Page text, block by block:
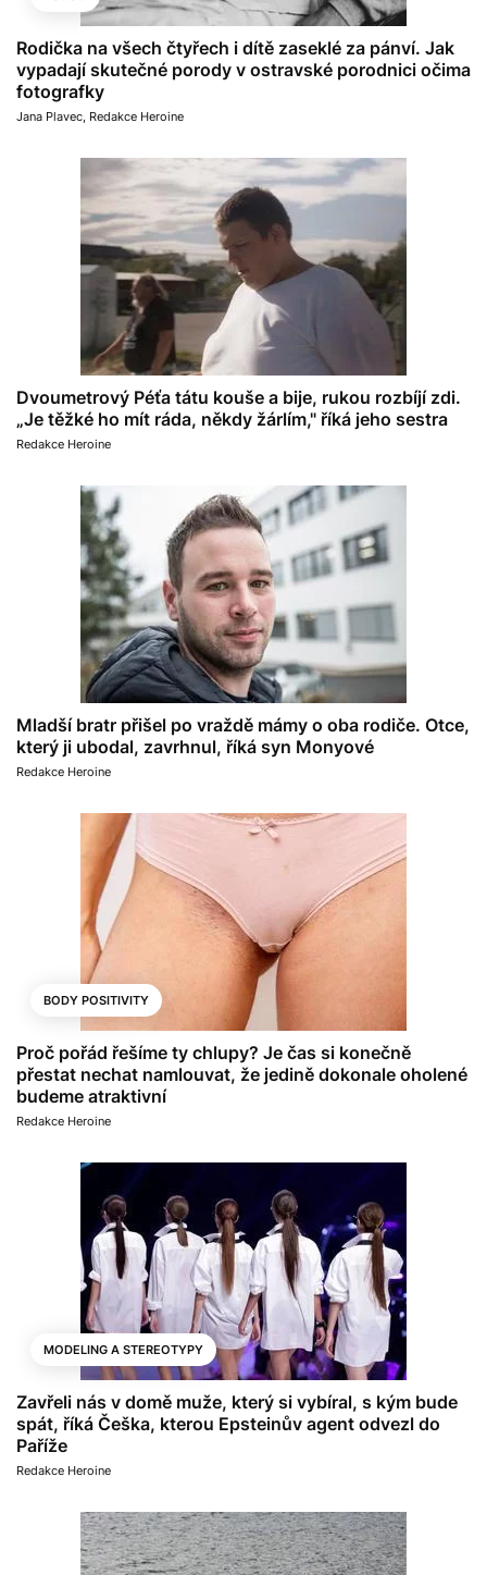
Rodička na všech čtyřech i dítě zaseklé za pánví. Jak
vypadají skutečné porody v ostravské porodnici očima
fotografky
Jana Plavec, Redakce Heroine
Dvoumetrový Péťa tátu kouše a bije, rukou rozbíjí zdi.
„Je těžké ho mít ráda, někdy žárlím," říká jeho sestra
Redakce Heroine
Mladší bratr přišel po vraždě mámy o oba rodiče. Otce,
který ji ubodal, zavrhnul, říká syn Monyové
Redakce Heroine
BODY POSITIVITY
Proč pořád řešíme ty chlupy? Je čas si konečně
přestat nechat namlouvat, že jedině dokonale oholené
budeme atraktivní
Redakce Heroine
MODELING A STEREOTYPY
Zavřeli nás v domě muže, který si vybíral, s kým bude
spát, říká Češka, kterou Epsteinův agent odvezl do
Paříže
Redakce Heroine